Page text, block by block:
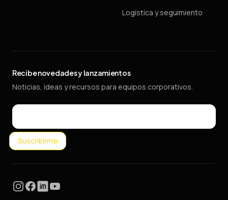
Logística y seguimiento
Recibe novedades y lanzamientos
Noticias, ideas y recursos para equipos corporativos.
Email
Suscribirme
Instagram
Facebook
LinkedInYouTube